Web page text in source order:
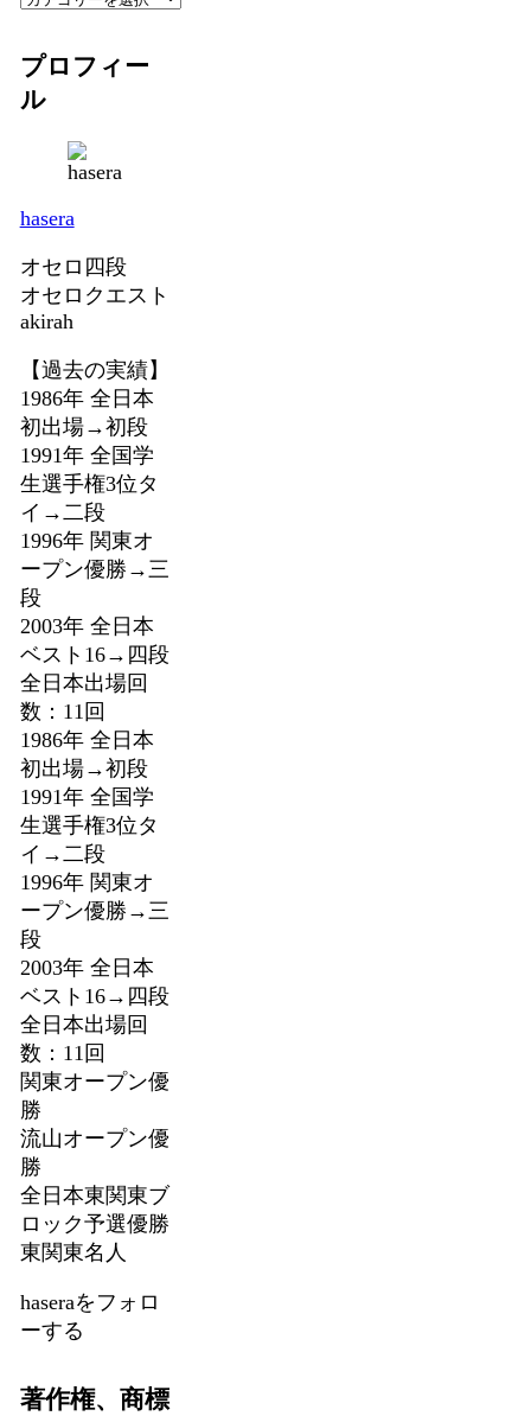
プロフィー
ル
hasera
オセロ四段
オセロクエスト
akirah
【過去の実績】
1986年 全日本
初出場→初段
1991年 全国学
生選手権3位タ
イ→二段
1996年 関東オ
ープン優勝→三
段
2003年 全日本
ベスト16→四段
全日本出場回
数：11回
1986年 全日本
初出場→初段
1991年 全国学
生選手権3位タ
イ→二段
1996年 関東オ
ープン優勝→三
段
2003年 全日本
ベスト16→四段
全日本出場回
数：11回
関東オープン優
勝
流山オープン優
勝
全日本東関東ブ
ロック予選優勝
東関東名人
haseraをフォロ
ーする
著作権、商標